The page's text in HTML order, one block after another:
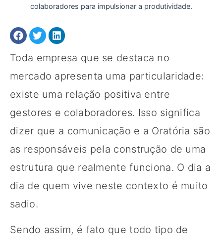
Toda empresa que se destaca no
mercado apresenta uma particularidade:
existe uma relação positiva entre
gestores e colaboradores. Isso significa
dizer que a comunicação e a Oratória são
as responsáveis pela construção de uma
estrutura que realmente funciona. O dia a
dia de quem vive neste contexto é muito
sadio.
Sendo assim, é fato que todo tipo de